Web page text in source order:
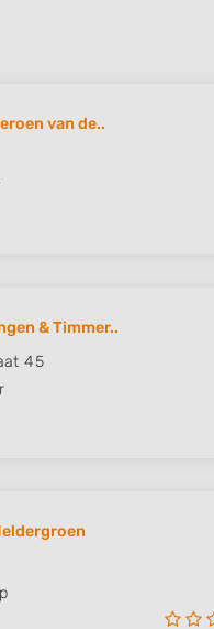
van de..
& Timmer..
45